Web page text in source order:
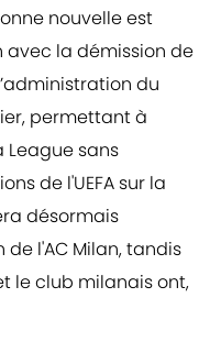
nouvelle est
la démission de
du
permettant à
League sans
de l'UEFA sur la
désormais
l'AC Milan, tandis
le club milanais ont,